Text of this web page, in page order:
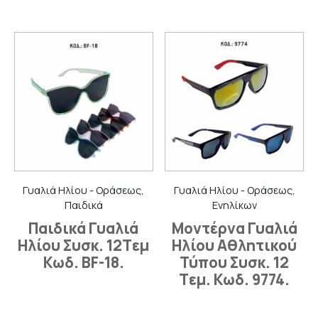
Γυαλιά Ηλίου - Οράσεως,
Παιδικά
Παιδικά Γυαλιά
Ηλίου Συσκ. 12Tεμ
Κωδ. BF-18.
Γυαλιά Ηλίου - Οράσεως,
Ενηλίκων
Μοντέρνα Γυαλιά
Ηλίου Αθλητικού
Τύπου Συσκ. 12
Tεμ. Κωδ. 9774.